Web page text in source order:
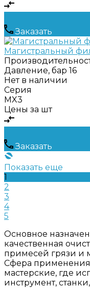
Заказать
Магистральный
Давление, бар 16
Нет в наличии
Серия
MX3
Цены за шт
Заказать
Показать еще
1
2
3
4
5
Основное
качественная
примесей грязи и
Сфера
мастерские, где
инструмент,